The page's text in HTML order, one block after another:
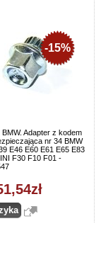
Adapter z kodem
nr 34 BMW
E46 E60 E61 E65 E83
F30 F10 F01 -
-15%